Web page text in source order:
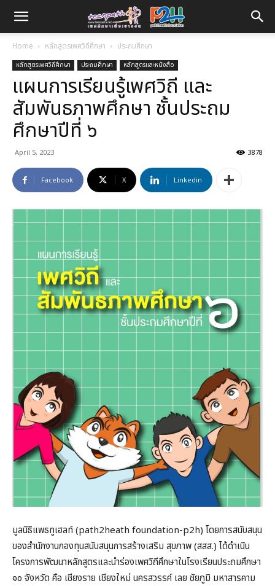
Home หลักสูตรเพศวิถีศึกษา ประถมศึกษา
หลักสูตรเพศวิถีศึกษา ประถมศึกษา หลักสูตรและหนังสือ
แผนการเรียนรู้เพศวิถี และ
สัมพันธภาพศึกษา ชั้นประถม
ศึกษาปีที่ ๖
April 5, 2023 3878
Facebook X Linkedin
มูลนิธิแพธทูเฮลท์ (path2heath foundation-p2h) โดยการสนับสนุน
ของสำนักงานกองทุนสนับสนุนการสร้างเสริม สุขภาพ (สสส.) ได้ดำเนิน
โครงการพัฒนาหลักสูตรและนำร่องเพศวิถีศึกษาในโรงเรียนประถมศึกษา
๑๐ จังหวัด คือ เชียงราย เชียงใหม่ นครสวรรค์ เลย ชัยภูมิ มหาสารคาม